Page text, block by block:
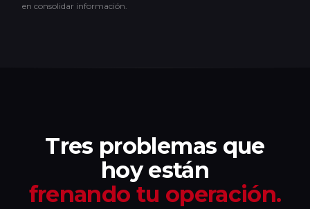
en consolidar información.
Tres problemas que
hoy están
frenando tu operación.